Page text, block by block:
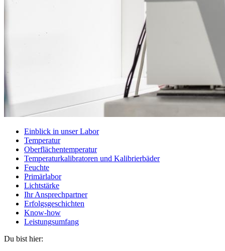
Einblick in unser Labor
Temperatur
Oberflächentemperatur
Temperaturkalibratoren und Kalibrierbäder
Feuchte
Primärlabor
Lichtstärke
Ihr Ansprechpartner
Erfolgsgeschichten
Know-how
Leistungsumfang
Du bist hier: